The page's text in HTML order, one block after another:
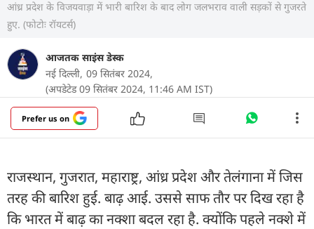
आंध्र प्रदेश के विजयवाड़ा में भारी बारिश के बाद लोग जलभराव वाली सड़कों से गुजरते
हुए. (फोटोः रॉयटर्स)
आजतक साइंस डेस्क
नई दिल्ली, 09 सितंबर 2024,
(अपडेटेड 09 सितंबर 2024, 11:46 AM IST)
Prefer us on
राजस्थान, गुजरात, महाराष्ट्र, आंध्र प्रदेश और तेलंगाना में जिस
तरह की बारिश हुई. बाढ़ आई. उससे साफ तौर पर दिख रहा है
कि भारत में बाढ़ का नक्शा बदल रहा है. क्योंकि पहले नक्शे में